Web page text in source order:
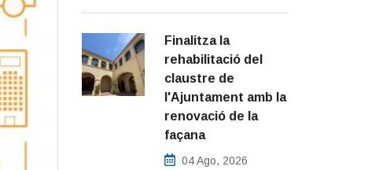
Finalitza la
rehabilitació del
claustre de
l'Ajuntament amb la
renovació de la
façana
04 Ago, 2026